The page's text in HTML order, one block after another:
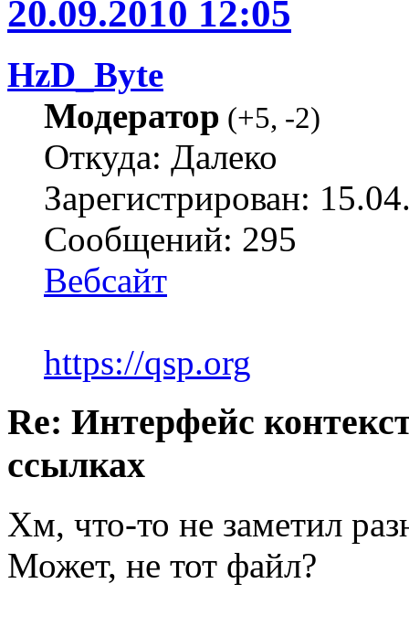
20.09.2010 12:05
HzD_Byte
Модератор (+5, -2)
Откуда: Далеко
Зарегистрирован:
Сообщений: 295
Вебсайт
https://qsp.org
Re: Интерфейс
ссылках
Хм, что-то не заметил
Может, не тот файл?